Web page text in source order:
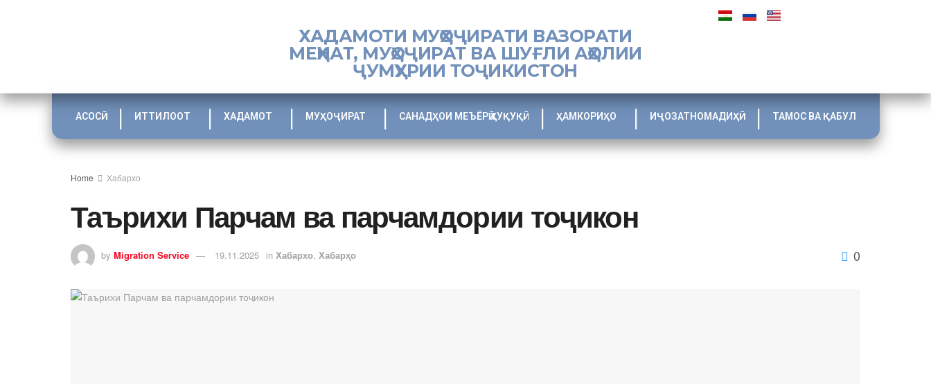
ХАДАМОТИ МУҲОҶИРАТИ ВАЗОРАТИ
МЕҲНАТ, МУҲОҶИРАТ ВА ШУҒЛИ АҲОЛИИ
ҶУМҲУРИИ ТОҶИКИСТОН
АСОСӢ ИТТИЛООТ ХАДАМОТ МУҲОҶИРАТ САНАДҲОИ МЕЪЁРӢ ҲУҚУҚӢ ҲАМКОРИҲО ИҶОЗАТНОМАДИҲӢ ТАМОС ВА ҚАБУЛ
Home Хабархо
Таърихи Парчам ва парчамдории тоҷикон
by Migration Service 19.11.2025 in Хабархо, Хабарҳо 0